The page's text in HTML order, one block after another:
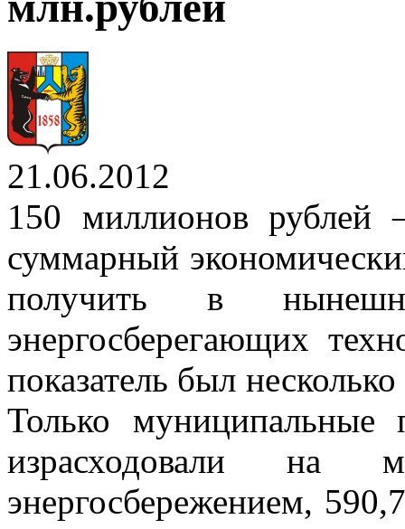
21.06.2012
150 миллионов рублей
суммарный
получить в
энергосберегающих
показатель был
Только
израсходовали на
энергосбережением,